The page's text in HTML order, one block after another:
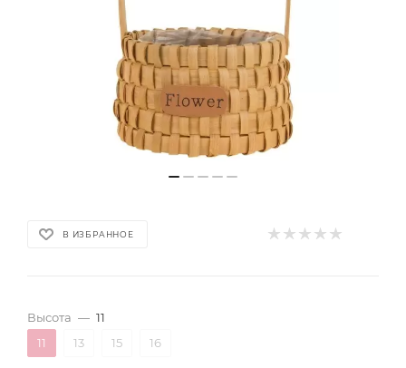
В ИЗБРАННОЕ
Высота — 11
11
13 15 16